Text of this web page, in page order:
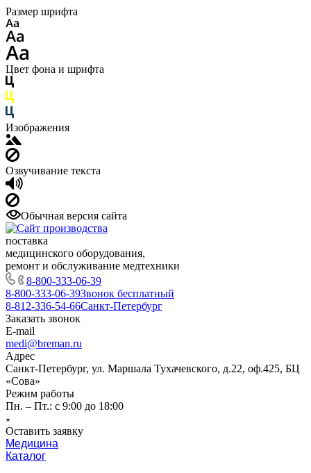
Размер шрифта
Цвет фона и шрифта
Изображения
Озвучивание текста
Обычная версия сайта
поставка
медицинского оборудования,
ремонт и обслуживание медтехники
8-800-333-06-39
8-800-333-06-39Звонок бесплатный
8-812-336-54-66Санкт-Петербург
Заказать звонок
E-mail
medi@breman.ru
Адрес
Санкт-Петербург, ул. Маршала Тухачевского, д.22, оф.425, БЦ
«Сова»
Режим работы
Пн. – Пт.: с 9:00 до 18:00
Оставить заявку
Медицина
Каталог